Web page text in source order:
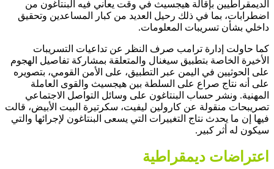
الديمقراطيين بإقالة هيجسيث في وقت يعاني فيه البنتاغون من
اضطرابات، بما في ذلك رحيل العديد من كبار المساعدين وتحقيق
داخلي بشأن تسريبات المعلومات.
كما حاولت إدارة ترامب صرف النظر عن تداعيات التسريبات
الأخيرة الخاصة بتطبيق سيغنال والمتعلقة بمشاركة تفاصيل الهجوم
على الحوثيين في اليمن عبر التطبيق، على الأمن القومي، بتصويره
على أنه نتاج صراع على السلطة بين هيجسيث والقوى العاملة
المهنية. ونشر حساب البنتاغون على وسائل التواصل الاجتماعي
تصريبحات منقولة عن كارولين ليفيت، سكرتيرة البيت الأبيض، قالت
فيها إن ما يحدث نتاج التغييرات التي يسعى البنتاغون لإجرائها والتي
سيكون له أثر كبير.
اعتراضات ديمقراطية